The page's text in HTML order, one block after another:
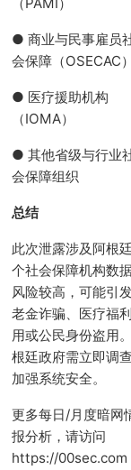
（PAMI）
● 商业与民事雇员
会保障（OSECAC
● 医疗援助机构
（IOMA）
● 其他省级与行业
会保障组织
总结
此次泄露涉及阿根
个社会保障机构数
风险较高，可能引
老金诈骗、医疗福
用或公民身份盗用
根廷政府需立即调
加强系统安全。
更多每日/月度暗网
报分析，请访问
https://00sec.com